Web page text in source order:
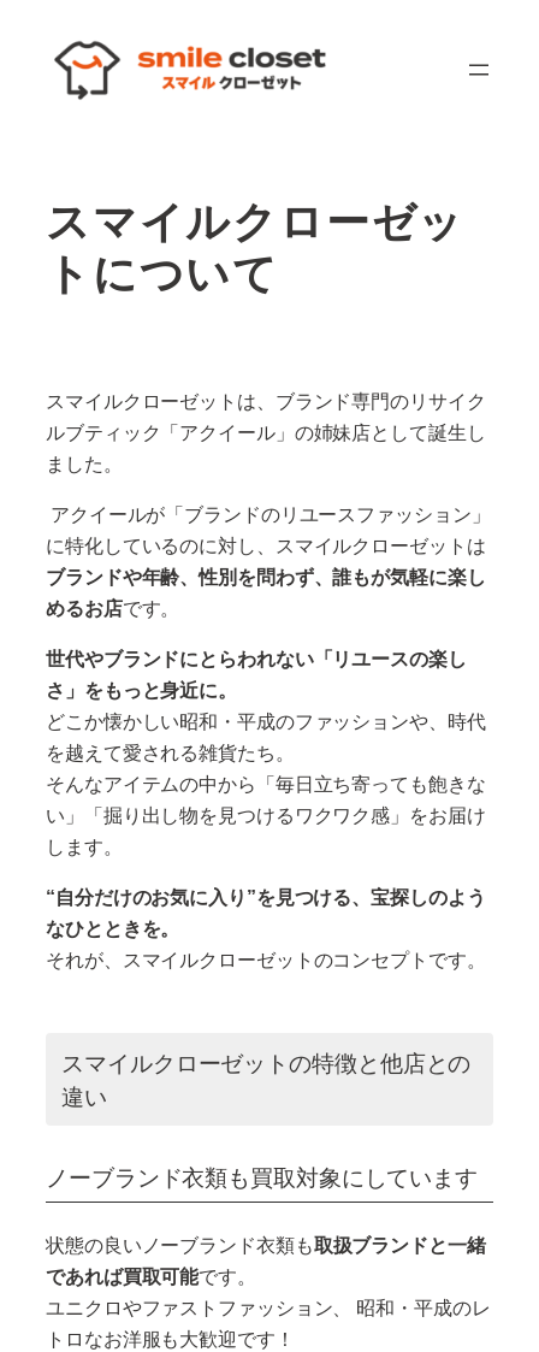
スマイルクローゼッ
トについて
スマイルクローゼットは、ブランド専門のリサイク
ルブティック「アクイール」の姉妹店として誕生し
ました。
アクイールが「ブランドのリユースファッション」
に特化しているのに対し、スマイルクローゼットは
ブランドや年齢、性別を問わず、誰もが気軽に楽し
めるお店です。
世代やブランドにとらわれない「リユースの楽し
さ」をもっと身近に。
どこか懐かしい昭和・平成のファッションや、時代
を越えて愛される雑貨たち。
そんなアイテムの中から「毎日立ち寄っても飽きな
い」「掘り出し物を見つけるワクワク感」をお届け
します。
“自分だけのお気に入り”を見つける、宝探しのよう
なひとときを。
それが、スマイルクローゼットのコンセプトです。
スマイルクローゼットの特徴と他店との
違い
ノーブランド衣類も買取対象にしています
状態の良いノーブランド衣類も取扱ブランドと一緒
であれば買取可能です。
ユニクロやファストファッション、 昭和・平成のレ
トロなお洋服も大歓迎です！